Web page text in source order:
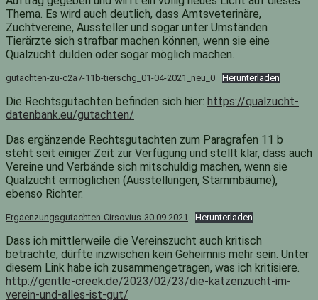
Thema. Es wird auch deutlich, dass Amtsveterinäre,
Zuchtvereine, Aussteller und sogar unter Umständen
Tierärzte sich strafbar machen können, wenn sie eine
Qualzucht dulden oder sogar möglich machen.
gutachten-zu-c2a7-11b-tierschg_01-04-2021_neu_0 Herunterladen
Die Rechtsgutachten befinden sich hier: https://qualzucht-
datenbank.eu/gutachten/
Das ergänzende Rechtsgutachten zum Paragrafen 11 b
steht seit einiger Zeit zur Verfügung und stellt klar, dass auch
Vereine und Verbände sich mitschuldig machen, wenn sie
Qualzucht ermöglichen (Ausstellungen, Stammbäume),
ebenso Richter.
Ergaenzungsgutachten-Cirsovius-30.09.2021 Herunterladen
Dass ich mittlerweile die Vereinszucht auch kritisch
betrachte, dürfte inzwischen kein Geheimnis mehr sein. Unter
diesem Link habe ich zusammengetragen, was ich kritisiere.
http://gentle-creek.de/2023/02/23/die-katzenzucht-im-
verein-und-alles-ist-gut/